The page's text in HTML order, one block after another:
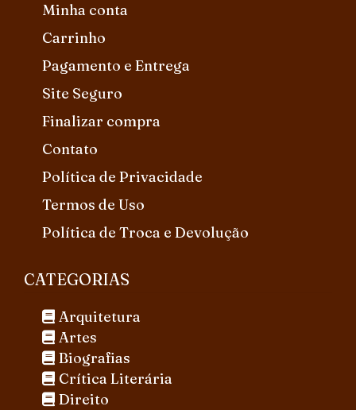
Minha conta
Carrinho
Pagamento e Entrega
Site Seguro
Finalizar compra
Contato
Política de Privacidade
Termos de Uso
Política de Troca e Devolução
CATEGORIAS
Arquitetura
Artes
Biografias
Crítica Literária
Direito